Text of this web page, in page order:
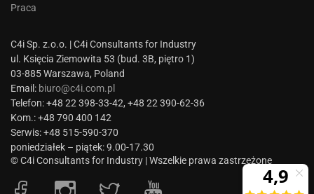
Praca
C4i Sp. z.o.o. | C4i Consultants for Industry
ul. Księcia Ziemowita 53 (bud. 3B, piętro 1)
03-885 Warszawa, Poland
Email: biuro@c4i.com.pl
Telefon: +48 22 398-33-42, +48 22 390-62-36
Kom.: +48 790 400 142
Serwis: +48 515-590-370
poniedziałek – piątek: 9.00-17.30
© C4i Consultants for Industry | Wszelkie prawa zastrzeżone